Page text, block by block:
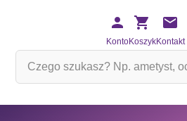
KontoKoszykKontakt